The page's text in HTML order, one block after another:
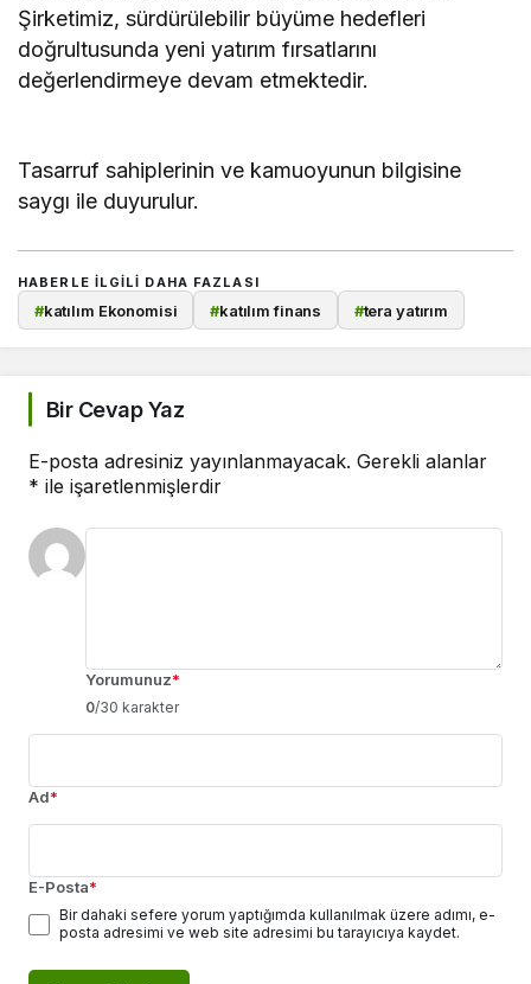
Şirketimiz, sürdürülebilir büyüme hedefleri
doğrultusunda yeni yatırım fırsatlarını
değerlendirmeye devam etmektedir.
Tasarruf sahiplerinin ve kamuoyunun bilgisine
saygı ile duyurulur.
HABERLE ILGILI DAHA FAZLASI
#katılım Ekonomisi #katılım finans #tera yatırım
Bir Cevap Yaz
E-posta adresiniz yayınlanmayacak. Gerekli alanlar
* ile işaretlenmişlerdir
Yorumunuz*
0/30 karakter
Ad*
E-Posta*
Bir dahaki sefere yorum yaptığımda kullanılmak üzere adımı, e-
posta adresimi ve web site adresimi bu tarayıcıya kaydet.